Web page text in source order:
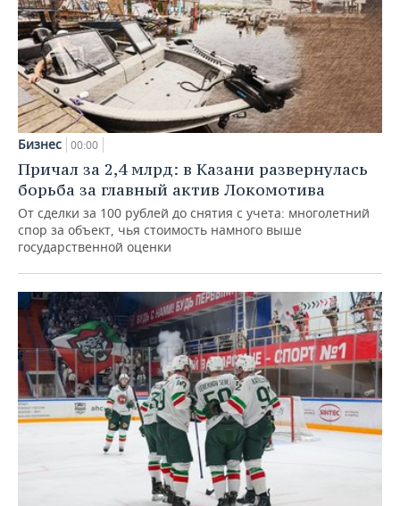
Бизнес 00:00
Причал за 2,4 млрд: в Казани развернулась
борьба за главный актив Локомотива
От сделки за 100 рублей до снятия с учета: многолетний
спор за объект, чья стоимость намного выше
государственной оценки